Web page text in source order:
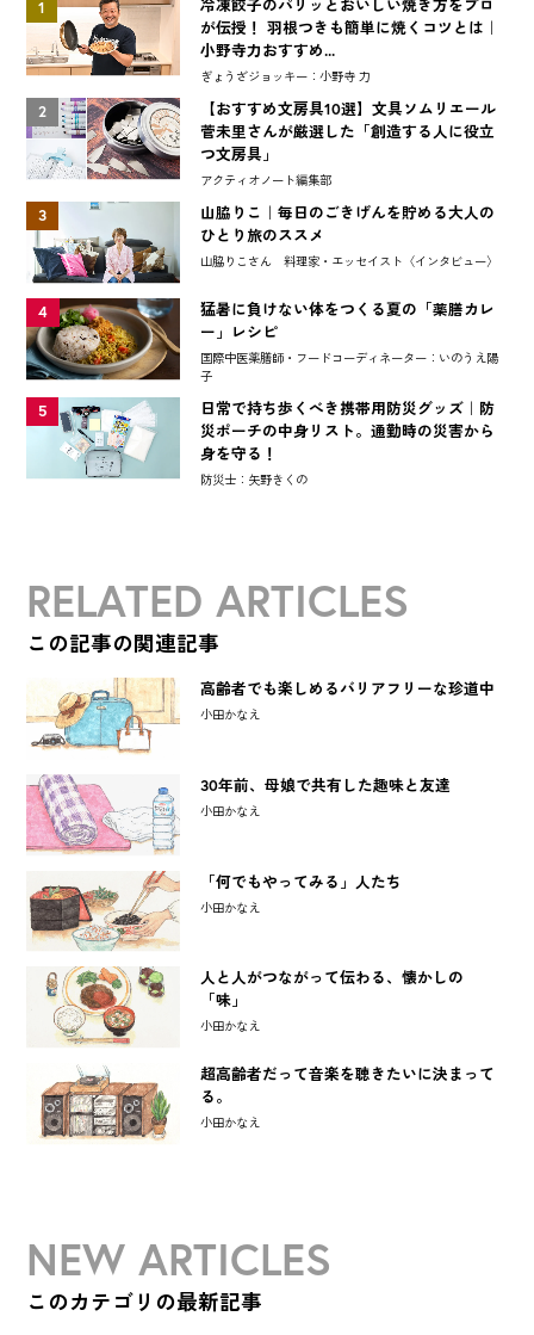
1
冷凍餃子のパリッとおいしい焼き方をプロ
が伝授！ 羽根つきも簡単に焼くコツとは｜
小野寺力おすすめ...
ぎょうざジョッキー：小野寺 力
2
【おすすめ文房具10選】文具ソムリエール
菅未里さんが厳選した「創造する人に役立
つ文房具」
アクティオノート編集部
3
山脇りこ｜毎日のごきげんを貯める大人の
ひとり旅のススメ
山脇りこさん 料理家・エッセイスト〈インタビュー〉
4
猛暑に負けない体をつくる夏の「薬膳カレ
ー」レシピ
国際中医薬膳師・フードコーディネーター：いのうえ陽
子
5
日常で持ち歩くべき携帯用防災グッズ｜防
災ポーチの中身リスト。通勤時の災害から
身を守る！
防災士：矢野きくの
RELATED ARTICLES
この記事の関連記事
高齢者でも楽しめるバリアフリーな珍道中
小田かなえ
30年前、母娘で共有した趣味と友達
小田かなえ
「何でもやってみる」人たち
小田かなえ
人と人がつながって伝わる、懐かしの
「味」
小田かなえ
超高齢者だって音楽を聴きたいに決まって
る。
小田かなえ
NEW ARTICLES
このカテゴリの最新記事